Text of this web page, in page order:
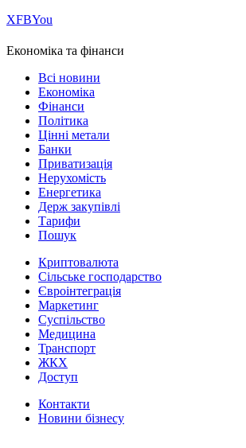
ХFBYou
Економіка та фінанси
Всі новини
Економіка
Фінанси
Політика
Цінні метали
Банки
Приватизація
Нерухомість
Енергетика
Держ закупівлі
Тарифи
Пошук
Криптовалюта
Сільське господарство
Євроінтеграція
Маркетинг
Суспільство
Медицина
Транспорт
ЖКХ
Доступ
Контакти
Новини бізнесу